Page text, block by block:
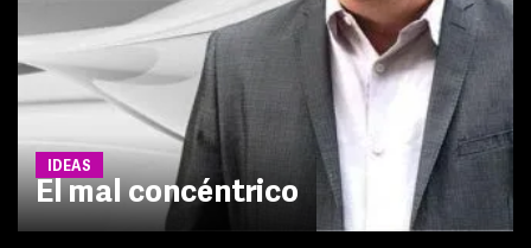
IDEAS
El mal concéntrico